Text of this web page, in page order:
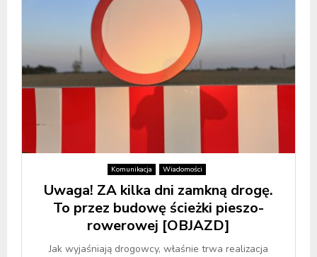
Komunikacja Wiadomości
Uwaga! ZA kilka dni zamkną drogę.
To przez budowę ścieżki pieszo-
rowerowej [OBJAZD]
Jak wyjaśniają drogowcy, właśnie trwa realizacja